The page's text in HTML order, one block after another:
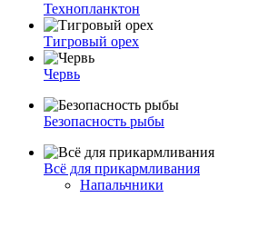
Технопланктон
Тигровый орех
Червь
Безопасность рыбы
Всё для прикармливания
Напальчники